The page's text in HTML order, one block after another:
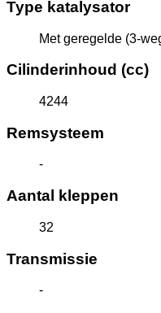
Type katalysator
Met geregelde (3-
Cilinderinhoud (cc)
4244
Remsysteem
-
Aantal kleppen
32
Transmissie
-